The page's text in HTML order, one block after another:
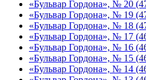
«Бульвар Гордона», № 20
«Бульвар Гордона», № 19
«Бульвар Гордона», № 18
«Бульвар Гордона», № 17
«Бульвар Гордона», № 16
«Бульвар Гордона», № 15
«Бульвар Гордона», № 14